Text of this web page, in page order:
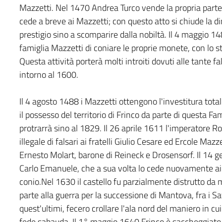
Mazzetti. Nel 1470 Andrea Turco vende la propria
cede a breve ai Mazzetti; con questo atto si chiude la
prestigio sino a scomparire dalla nobiltà. Il 4 maggio
famiglia Mazzetti di coniare le proprie monete, con lo
Questa attività porterà molti introiti dovuti alle tante
intorno al 1600.
Il 4 agosto 1488 i Mazzetti ottengono l'investitura
il possesso del territorio di Frinco da parte di questa
protrarrà sino al 1829. Il 26 aprile 1611 l'imperatore
illegale di falsari ai fratelli Giulio Cesare ed Ercole
Ernesto Molart, barone di Reineck e Drosensorf. Il 14
Carlo Emanuele, che a sua volta lo cede nuovamente
conio.Nel 1630 il castello fu parzialmente distrutto da
parte alla guerra per la successione di Mantova, fra i
quest'ultimi, fecero crollare l'ala nord del maniero in